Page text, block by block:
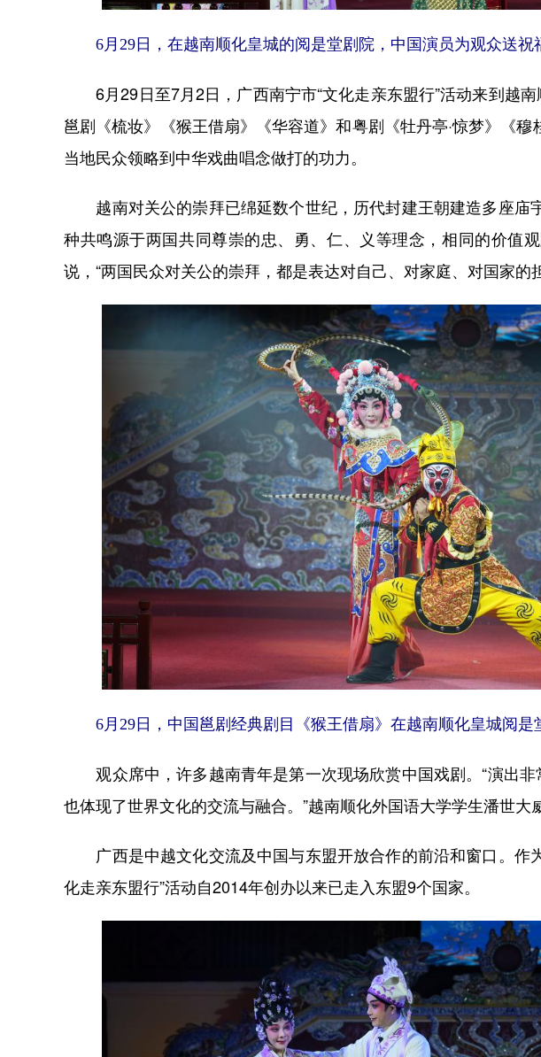
6月29日，在越南顺化皇城的阅是堂剧院，中国演员为观众送祝
6月29日至7月2日，广西南宁市“文化走亲东盟行”活动来到越南
邕剧《梳妆》《猴王借扇》《华容道》和粤剧《牡丹亭·惊梦》《穆
当地民众领略到中华戏曲唱念做打的功力。
越南对关公的崇拜已绵延数个世纪，历代封建王朝建造多座庙
种共鸣源于两国共同尊崇的忠、勇、仁、义等理念，相同的价值
说，“两国民众对关公的崇拜，都是表达对自己、对家庭、对国家的
6月29日，中国邕剧经典剧目《猴王借扇》在越南顺化皇城阅是
观众席中，许多越南青年是第一次现场欣赏中国戏剧。“演出非
也体现了世界文化的交流与融合。”越南顺化外国语大学学生潘世大
广西是中越文化交流及中国与东盟开放合作的前沿和窗口。作
化走亲东盟行”活动自2014年创办以来已走入东盟9个国家。